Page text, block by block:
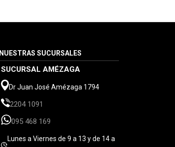
NUESTRAS SUCURSALES
SUCURSAL AMÉZAGA
Dr Juan José Amézaga 1794
2204 1091
095 468 169
Lunes a Viernes de 9 a 13 y de 14 a